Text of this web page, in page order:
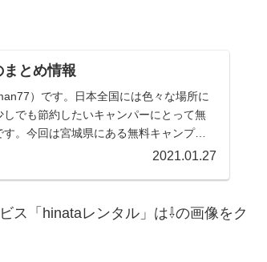
とめ情報
）です。日本全国には色々な場所に
でも節約したいキャンパーにとって無
。今回は宮城県にある無料キャンプ場
2021.01.27
ス「hinataレンタル」は⇩の画像をク